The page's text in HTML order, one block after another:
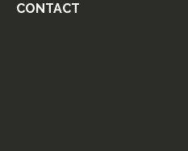
CONTACT